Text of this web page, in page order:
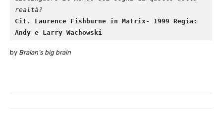
realtà?
Cit. Laurence Fishburne in Matrix- 1999 Regia:
Andy e Larry Wachowski
by Braian’s big brain